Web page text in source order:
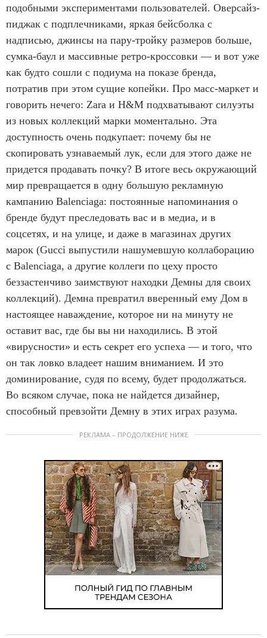
подобными экспериментами пользователей. Оверсайз-
пиджак с подплечниками, яркая бейсболка с
надписью, джинсы на пару-тройку размеров больше,
сумка-баул и массивные ретро-кроссовки — и вот уже
как будто сошли с подиума на показе бренда,
потратив при этом сущие копейки. Про масс-маркет и
говорить нечего: Zara и H&M подхватывают силуэты
из новых коллекций марки моментально. Эта
доступность очень подкупает: почему бы не
скопировать узнаваемый лук, если для этого даже не
придется продавать почку? В итоге весь окружающий
мир превращается в одну большую рекламную
кампанию Balenciaga: постоянные напоминания о
бренде будут преследовать вас и в медиа, и в
соцсетях, и на улице, и даже в магазинах других
марок (Gucci выпустили нашумевшую коллаборацию
с Balenciaga, а другие коллеги по цеху просто
беззастенчиво заимствуют находки Демны для своих
коллекций). Демна превратил вверенный ему Дом в
настоящее наваждение, которое ни на минуту не
оставит вас, где бы вы ни находились. В этой
«вирусности» и есть секрет его успеха — и того, что
он так ловко владеет нашим вниманием. И это
доминирование, судя по всему, будет продолжаться.
Во всяком случае, пока не найдется дизайнер,
способный превзойти Демну в этих играх разума.
РЕКЛАМА – ПРОДОЛЖЕНИЕ НИЖЕ